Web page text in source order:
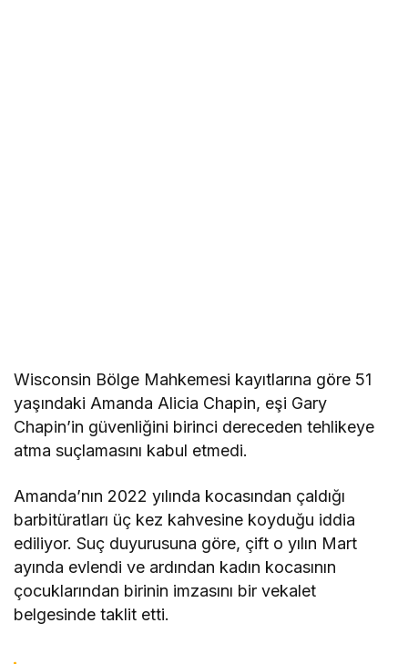
Wisconsin Bölge Mahkemesi kayıtlarına göre 51
yaşındaki Amanda Alicia Chapin, eşi Gary
Chapin’in güvenliğini birinci dereceden tehlikeye
atma suçlamasını kabul etmedi.
Amanda’nın 2022 yılında kocasından çaldığı
barbitüratları üç kez kahvesine koyduğu iddia
ediliyor. Suç duyurusuna göre, çift o yılın Mart
ayında evlendi ve ardından kadın kocasının
çocuklarından birinin imzasını bir vekalet
belgesinde taklit etti.